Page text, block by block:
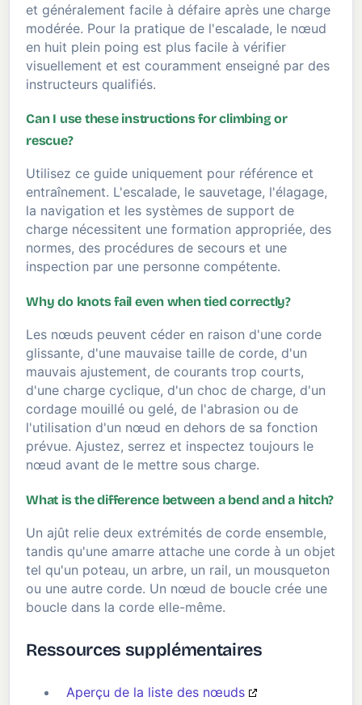
et généralement facile à défaire après une charge
modérée. Pour la pratique de l'escalade, le nœud
en huit plein poing est plus facile à vérifier
visuellement et est couramment enseigné par des
instructeurs qualifiés.
Can I use these instructions for climbing or
rescue?
Utilisez ce guide uniquement pour référence et
entraînement. L'escalade, le sauvetage, l'élagage,
la navigation et les systèmes de support de
charge nécessitent une formation appropriée, des
normes, des procédures de secours et une
inspection par une personne compétente.
Why do knots fail even when tied correctly?
Les nœuds peuvent céder en raison d'une corde
glissante, d'une mauvaise taille de corde, d'un
mauvais ajustement, de courants trop courts,
d'une charge cyclique, d'un choc de charge, d'un
cordage mouillé ou gelé, de l'abrasion ou de
l'utilisation d'un nœud en dehors de sa fonction
prévue. Ajustez, serrez et inspectez toujours le
nœud avant de le mettre sous charge.
What is the difference between a bend and a hitch?
Un ajût relie deux extrémités de corde ensemble,
tandis qu'une amarre attache une corde à un objet
tel qu'un poteau, un arbre, un rail, un mousqueton
ou une autre corde. Un nœud de boucle crée une
boucle dans la corde elle-même.
Ressources supplémentaires
Aperçu de la liste des nœuds